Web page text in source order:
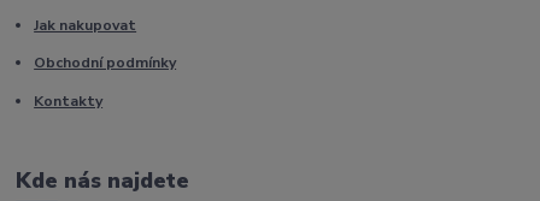
Jak nakupovat
Obchodní podmínky
Kontakty
Kde nás najdete